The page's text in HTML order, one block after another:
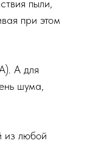
пыли,
при этом
А для
шума,
из любой